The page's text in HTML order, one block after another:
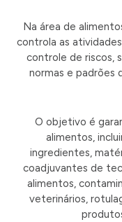
Na área de
controla as
controle de riscos,
normas e padrões
O objetivo é
alimentos,
ingredientes,
coadjuvantes de
alimentos,
veterinários,